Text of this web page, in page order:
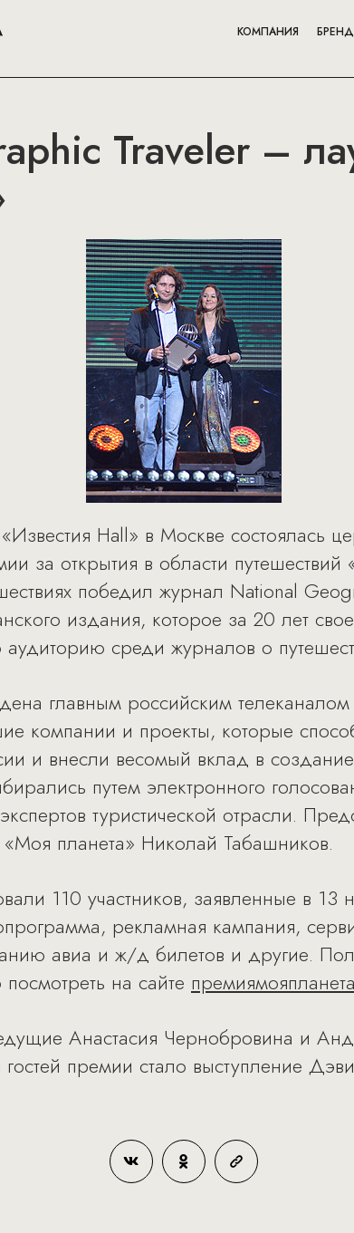
КОМПАНИЯ
Travеler –
Hall» в Москве состоялась
за открытия в области
победил журнал National
издания, которое за 20 лет
среди журналов о
главным российским телеканалом
компании и проекты, которые
и внесли весомый вклад в
путем электронного
туристической отрасли.
планета» Николай Табашников.
110 участников, заявленные в 13
рекламная кампания,
авиа и ж/д билетов и другие.
на сайте
Анастасия Чернобровина и
премии стало выступление